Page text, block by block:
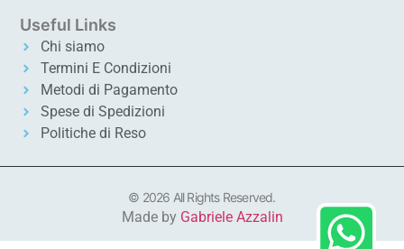
Useful Links
Chi siamo
Termini E Condizioni
Metodi di Pagamento
Spese di Spedizioni
Politiche di Reso
© 2026 All Rights Reserved.
Made by Gabriele Azzalin